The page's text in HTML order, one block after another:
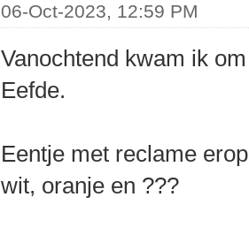
06-Oct-2023, 12:59 PM
Vanochtend kwam ik
Eefde.
Eentje met reclame
wit, oranje en ???